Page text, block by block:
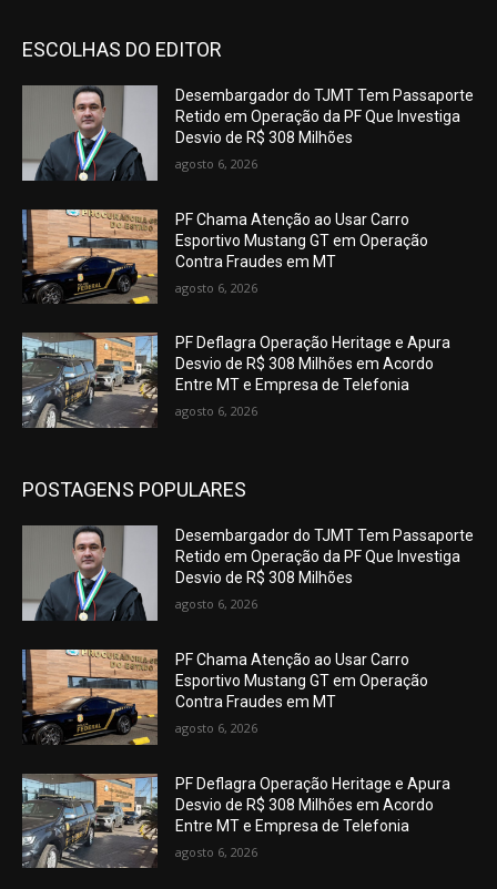
ESCOLHAS DO EDITOR
Desembargador do TJMT Tem Passaporte
Retido em Operação da PF Que Investiga
Desvio de R$ 308 Milhões
agosto 6, 2026
PF Chama Atenção ao Usar Carro
Esportivo Mustang GT em Operação
Contra Fraudes em MT
agosto 6, 2026
PF Deflagra Operação Heritage e Apura
Desvio de R$ 308 Milhões em Acordo
Entre MT e Empresa de Telefonia
agosto 6, 2026
POSTAGENS POPULARES
Desembargador do TJMT Tem Passaporte
Retido em Operação da PF Que Investiga
Desvio de R$ 308 Milhões
agosto 6, 2026
PF Chama Atenção ao Usar Carro
Esportivo Mustang GT em Operação
Contra Fraudes em MT
agosto 6, 2026
PF Deflagra Operação Heritage e Apura
Desvio de R$ 308 Milhões em Acordo
Entre MT e Empresa de Telefonia
agosto 6, 2026